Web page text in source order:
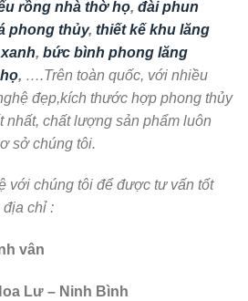
rồng nhà thờ họ, đài phun
phong thủy, thiết kế khu lăng
, bức bình phong lăng
, ….Trên toàn quốc, với nhiều
đẹp,kích thước hợp phong thủy
nhất, chất lượng sản phẩm luôn
sở chúng tôi.
với chúng tôi để được tư vấn tốt
địa chỉ :
vân
Lư – Ninh Bình